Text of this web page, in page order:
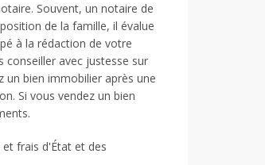
Souvent, un notaire de
de la famille, il évalue
à la rédaction de votre
conseiller avec justesse sur
un bien immobilier après une
Si vous vendez un bien
frais d'État et des